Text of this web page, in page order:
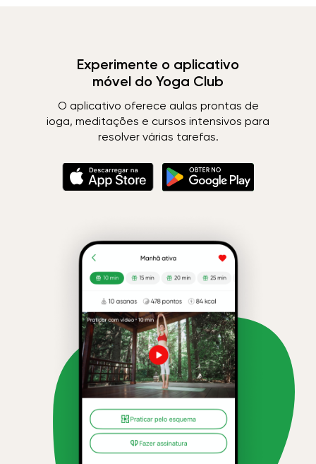
Experimente o aplicativo
móvel do Yoga Club
O aplicativo oferece aulas prontas de
ioga, meditações e cursos intensivos para
resolver várias tarefas.